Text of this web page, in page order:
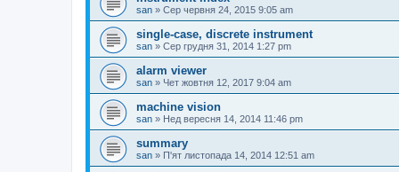
san » Сер червня 24, 2015 9:05 am
single-case, discrete instrument
san » Сер грудня 31, 2014 1:27 pm
alarm viewer
san » Чет жовтня 12, 2017 9:04 am
machine vision
san » Нед вересня 14, 2014 11:46 pm
summary
san » П'ят листопада 14, 2014 12:51 am